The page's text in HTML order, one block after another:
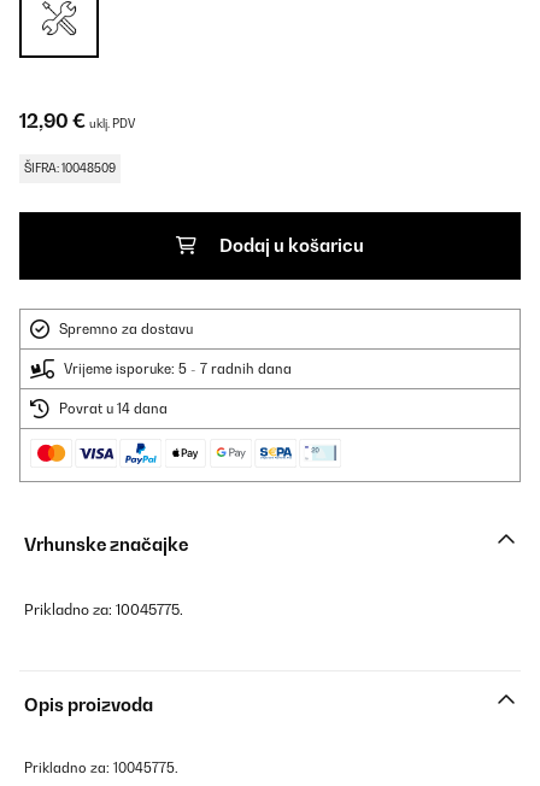
12,90 € uklj. PDV
ŠIFRA: 10048509
Dodaj u košaricu
Spremno za dostavu
Vrijeme isporuke: 5 - 7 radnih dana
Povrat u 14 dana
Vrhunske značajke
Prikladno za: 10045775.
Opis proizvoda
Prikladno za: 10045775.